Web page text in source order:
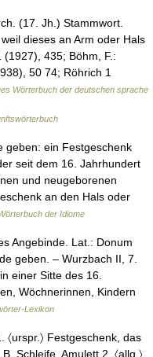
(17. Jh.) Stammwort.
dieses an Arm oder Hals
435; Böhm, F.:
50 74; Röhrich 1
Wörterbuch der deutschen sprache
ein Festgeschenk
seit dem 16. Jahrhundert
und neugeborenen
an den Hals oder
der Idiome
Angebinde. Lat.: Donum
geben. – Wurzbach II, 7.
einer Sitte des 16.
Wöchnerinnen, Kindern
Lexikon
〈urspr.〉 Festgeschenk, das
Schleife, Amulett 2. 〈allg.〉